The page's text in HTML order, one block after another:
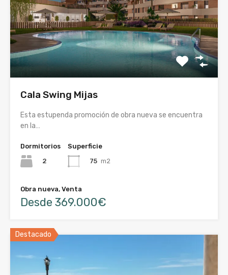
Cala Swing Mijas
Esta estupenda promoción de obra nueva se encuentra
en la…
Dormitorios
2
Superficie
75 m2
Obra nueva, Venta
Desde 369.000€
Destacado